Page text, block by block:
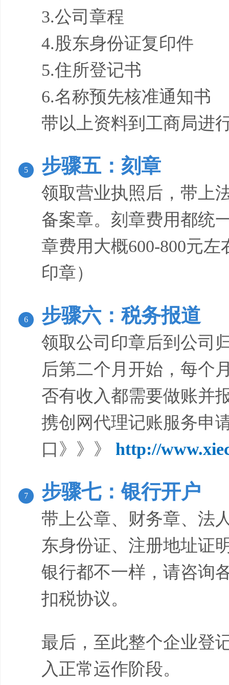
3.公司章程
4.股东身份证复印件
5.住所登记书
6.名称预先核准通知书
带以上资料到工商局进
5 步骤五：刻章
领取营业执照后，带上
备案章。刻章费用都统
章费用大概600-800元
印章）
6 步骤六：税务报道
领取公司印章后到公司
后第二个月开始，每个
否有收入都需要做账并
携创网代理记账服务申
口》》》
http://
7 步骤七：银行开户
带上公章、财务章、法
东身份证、注册地址证
银行都不一样，请咨询
扣税协议。
最后，至此整个企业登
入正常运作阶段。